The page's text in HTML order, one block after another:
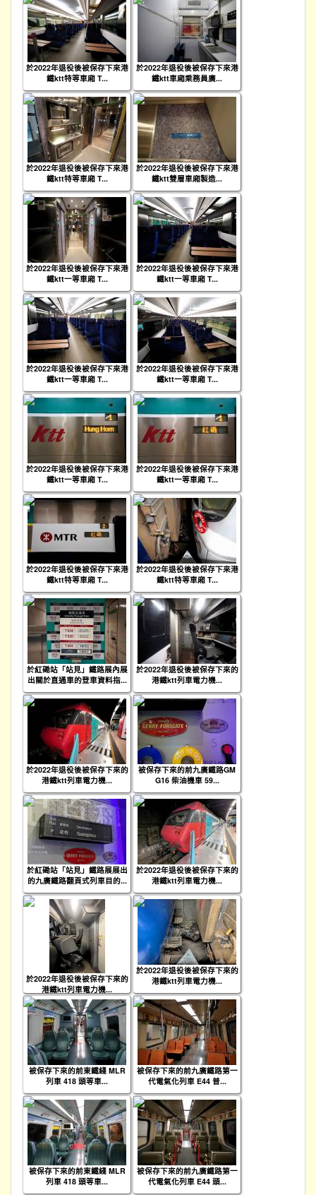
於2022年退役後被保存下來港
鐵ktt特等車廂 T...
於2022年退役後被保存下來港
鐵ktt車廂乘務員廣...
於2022年退役後被保存下來港
鐵ktt特等車廂 T...
於2022年退役後被保存下來港
鐵ktt雙層車廂製造...
於2022年退役後被保存下來港
鐵ktt一等車廂 T...
於2022年退役後被保存下來港
鐵ktt一等車廂 T...
於2022年退役後被保存下來港
鐵ktt一等車廂 T...
於2022年退役後被保存下來港
鐵ktt一等車廂 T...
於2022年退役後被保存下來港
鐵ktt一等車廂 T...
於2022年退役後被保存下來港
鐵ktt一等車廂 T...
於2022年退役後被保存下來港
鐵ktt特等車廂 T...
於2022年退役後被保存下來港
鐵ktt特等車廂 T...
於紅磡站「站見」鐵路展內展
出關於直通車的登車資料指...
於2022年退役後被保存下來的
港鐵ktt列車電力機...
於2022年退役後被保存下來的
港鐵ktt列車電力機...
被保存下來的前九廣鐵路GM
G16 柴油機車 59...
於紅磡站「站見」鐵路展展出
的九廣鐵路翻頁式列車目的...
於2022年退役後被保存下來的
港鐵ktt列車電力機...
於2022年退役後被保存下來的
港鐵ktt列車電力機...
於2022年退役後被保存下來的
港鐵ktt列車電力機...
被保存下來的前東鐵綫 MLR
列車 418 頭等車...
被保存下來的前九廣鐵路第一
代電氣化列車 E44 普...
被保存下來的前東鐵綫 MLR
列車 418 頭等車...
被保存下來的前九廣鐵路第一
代電氣化列車 E44 頭...